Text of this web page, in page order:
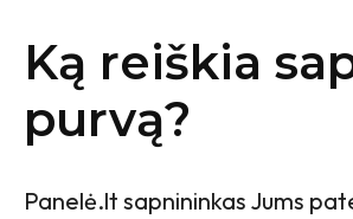
Ką reiškia
purvą?
Panelė.lt sapnininkas Jums